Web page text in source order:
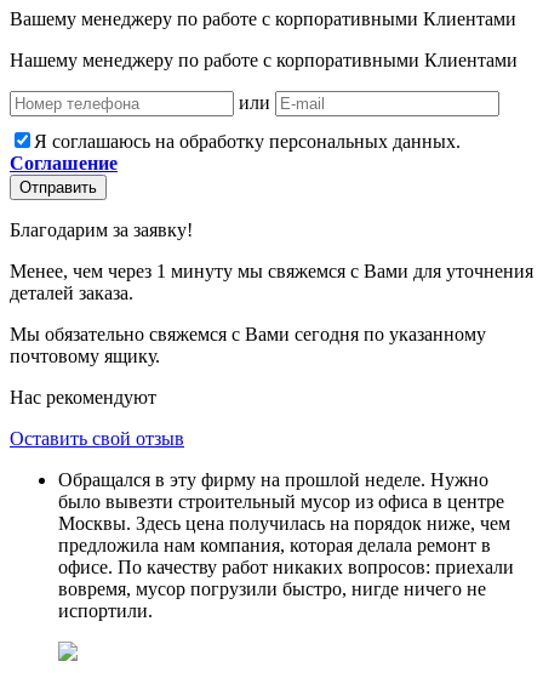
Вашему менеджеру по работе с корпоративными Клиентами
Нашему менеджеру по работе с корпоративными Клиентами
или
Я соглашаюсь на обработку персональных данных.
Соглашение
Отправить
Благодарим за заявку!
Менее, чем через 1 минуту мы свяжемся с Вами для уточнения
деталей заказа.
Мы обязательно свяжемся с Вами сегодня по указанному
почтовому ящику.
Нас рекомендуют
Оставить свой отзыв
Обращался в эту фирму на прошлой неделе. Нужно
было вывезти строительный мусор из офиса в центре
Москвы. Здесь цена получилась на порядок ниже, чем
предложила нам компания, которая делала ремонт в
офисе. По качеству работ никаких вопросов: приехали
вовремя, мусор погрузили быстро, нигде ничего не
испортили.